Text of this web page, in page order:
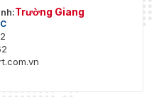
Trường Giang